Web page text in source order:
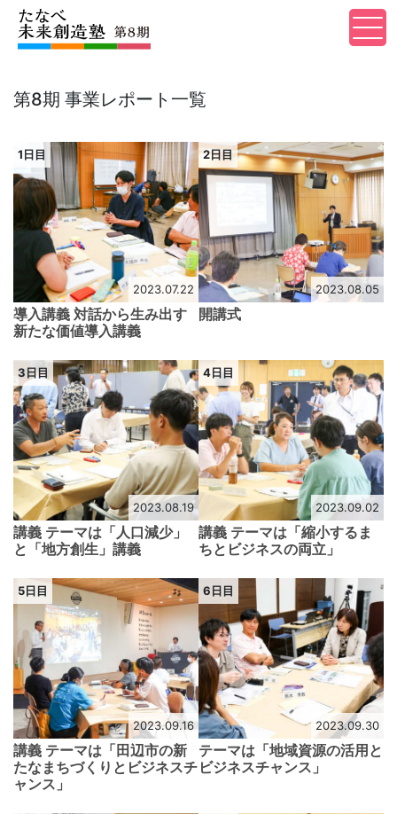
第8期 事業レポート一覧
1日目
2023.07.22
導入講義 対話から生み出す
新たな価値導入講義
2日目
2023.08.05
開講式
3日目
2023.08.19
講義 テーマは「人口減少」
と「地方創生」講義
4日目
2023.09.02
講義 テーマは「縮小するま
ちとビジネスの両立」
5日目
2023.09.16
講義 テーマは「田辺市の新
たなまちづくりとビジネスチ
ャンス」
6日目
2023.09.30
テーマは「地域資源の活用と
ビジネスチャンス」